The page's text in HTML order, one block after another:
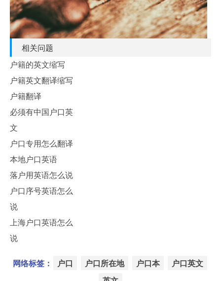
相关问题
户籍的英文缩写
户籍英文翻译缩写
户籍翻译
必须有中国户口英
文
户口专用怎么翻译
本地户口英语
落户用英语怎么说
户口序号英语怎么
说
上海户口英语怎么
说
网络标签： 户口 户口所在地 户口本
户口英文